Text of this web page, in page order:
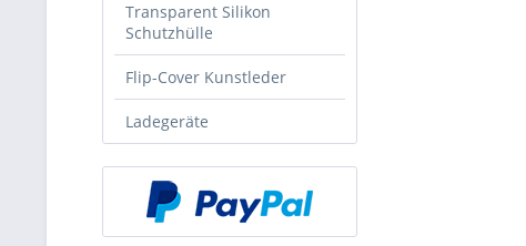
Transparent Silikon
Schutzhülle
Flip-Cover Kunstleder
Ladegeräte